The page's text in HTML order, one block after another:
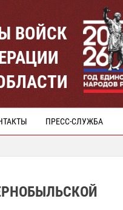
ВОЙСК
ПРЕСС-СЛУЖБА